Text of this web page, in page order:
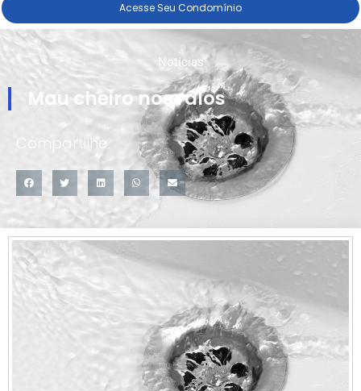
Acesse Seu Condomínio
Notícias
Mau cheiro nos ralos
Compartilhe